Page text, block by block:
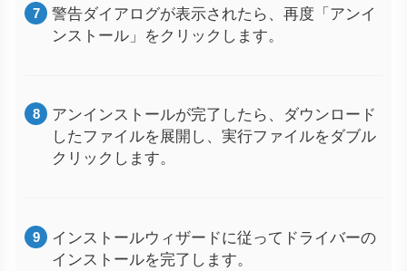
警告ダイアログが表示されたら、再度「アンイ
ンストール」をクリックします。
アンインストールが完了したら、ダウンロード
したファイルを展開し、実行ファイルをダブル
クリックします。
インストールウィザードに従ってドライバーの
インストールを完了します。